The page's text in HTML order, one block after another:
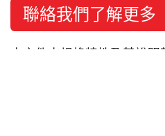
聯絡我們了解更多
本文件中規格特性及其說